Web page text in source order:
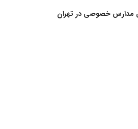
مدارس خصوصی در تهران